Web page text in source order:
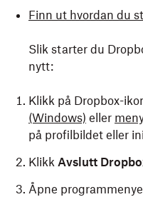
Finn ut hvordan du
Slik starter du
nytt:
Klikk på Dropbox-
(Windows) eller
på profilbildet eller
Klikk Avslutt
Åpne